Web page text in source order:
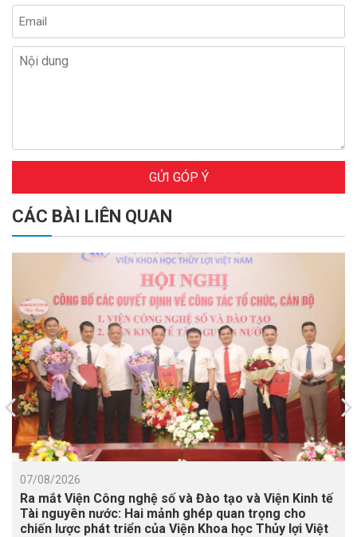
GỬI GÓP Ý
CÁC BÀI LIÊN QUAN
07/08/2026
Ra mắt Viện Công nghệ số và Đào tạo và Viện Kinh tế
Tài nguyên nước: Hai mảnh ghép quan trọng cho
chiến lược phát triển của Viện Khoa học Thủy lợi Việt